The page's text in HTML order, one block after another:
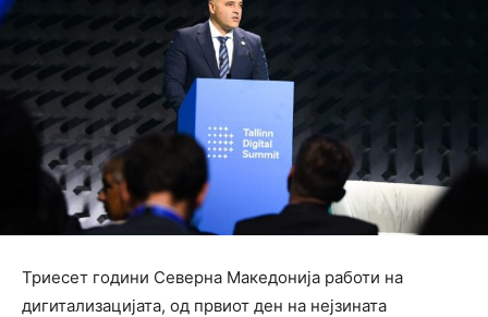
Триесет години Северна Македонија работи на
дигитализацијата, од првиот ден на нејзината